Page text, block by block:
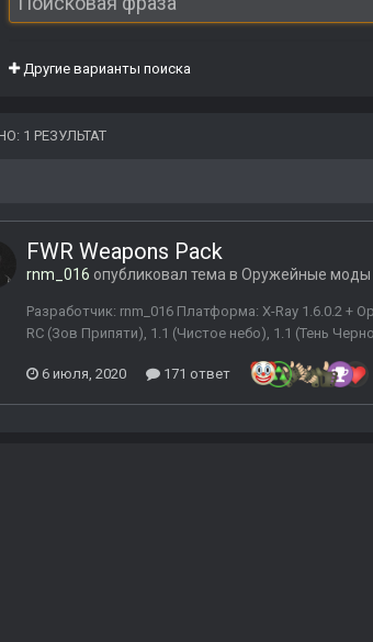
Другие варианты поиска
1 РЕЗУЛЬТАТ
FWR Weapons Pack
rnm_016 опубликовал тема в Оружейные моды
Разработчик: rnm_016 Платформа: X-Ray 1.6.0.2 +
RC (Зов Припяти), 1.1 (Чистое небо), 1.1 (Тень
6 июля, 2020 171 ответ